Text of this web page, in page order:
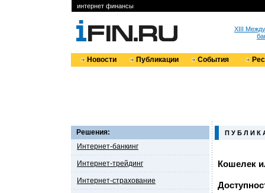
интернет финансы
XIII
Новости Публикации События
Решения:
Интернет-банкинг
Интернет-трейдинг
Интернет-страхование
П У Б Л И К
Кошелек